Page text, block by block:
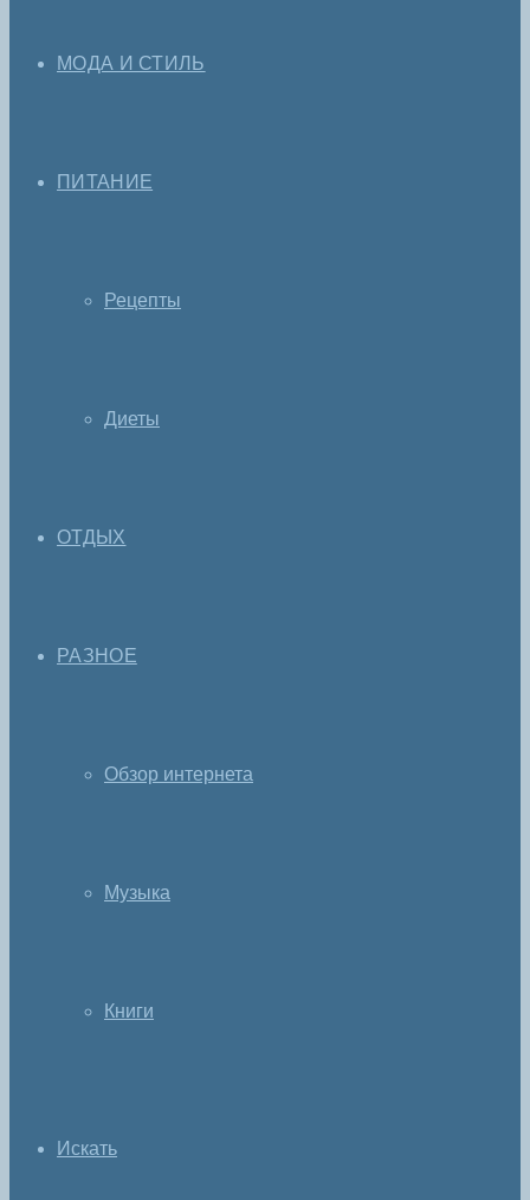
МОДА И СТИЛЬ
ПИТАНИЕ
Рецепты
Диеты
ОТДЫХ
РАЗНОЕ
Обзор интернета
Музыка
Книги
Искать